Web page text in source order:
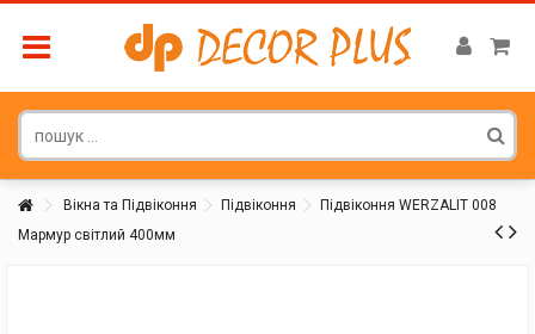
Вікна та Підвіконня Підвіконня
Підвіконня WERZALIT 008
Мармур світлий 400мм